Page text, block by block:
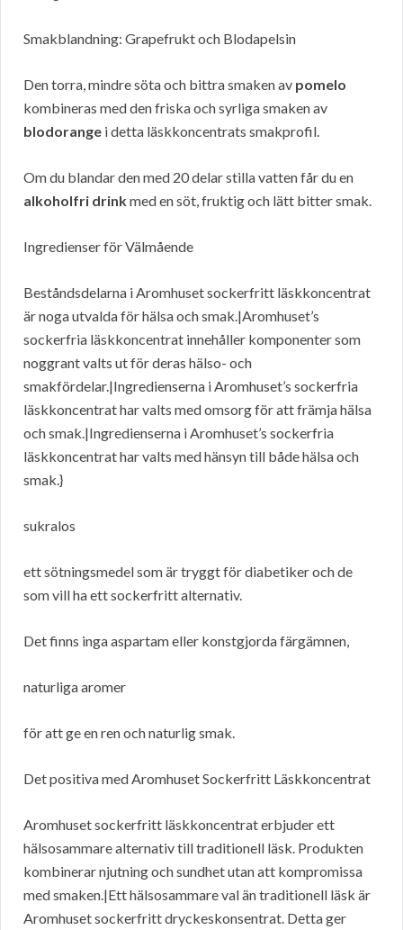
Smakblandning: Grapefrukt och Blodapelsin
Den torra, mindre söta och bittra smaken av pomelo
kombineras med den friska och syrliga smaken av
blodorange i detta läskkoncentrats smakprofil.
Om du blandar den med 20 delar stilla vatten får du en
alkoholfri drinkmed en söt, fruktig och lätt bitter smak.
Ingredienser för Välmående
Beståndsdelarna i Aromhuset sockerfritt läskkoncentrat
är noga utvalda för hälsa och smak.|Aromhuset’s
sockerfria läskkoncentrat innehåller komponenter som
noggrant valts ut för deras hälso- och
smakfördelar.|Ingredienserna i Aromhuset’s sockerfria
läskkoncentrat har valts med omsorg för att främja hälsa
och smak.|Ingredienserna i Aromhuset’s sockerfria
läskkoncentrat har valts med hänsyn till både hälsa och
smak.}
sukralos
ett sötningsmedel som är tryggt för diabetiker och de
som vill ha ett sockerfritt alternativ.
Det finns inga aspartam eller konstgjorda färgämnen,
naturliga aromer
för att ge en ren och naturlig smak.
Det positiva med Aromhuset Sockerfritt Läskkoncentrat
Aromhuset sockerfritt läskkoncentrat erbjuder ett
hälsosammare alternativ till traditionell läsk. Produkten
kombinerar njutning och sundhet utan att kompromissa
med smaken.|Ett hälsosammare val än traditionell läsk är
Aromhuset sockerfritt dryckeskonsentrat. Detta ger